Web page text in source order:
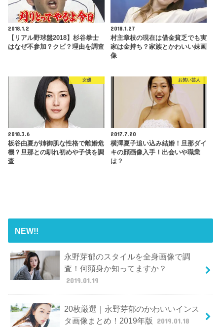
2018.1.2
【リアル野球盤2018】杉谷拳士
はなぜ不参加？クビ？理由を調査
2018.1.27
村主章枝の現在は借金貧乏でも実
家は金持ち？家族とかわいい妹画
像
女優
2018.3.6
板谷由夏が姉御肌な性格で離婚危
機？旦那との馴れ初めや子供を調
査
お笑い芸人
2017.7.20
横澤夏子追い込み結婚！旦那ダイ
キの顔画像入手！出会いや職業
は？
NEW!!
永野芽郁のスタイルを全身画像で調
査！何頭身か知ってますか？
2019.01.19
20枚厳選｜永野芽郁のかわいいインス
タ画像まとめ！2019年版
2019.01.18